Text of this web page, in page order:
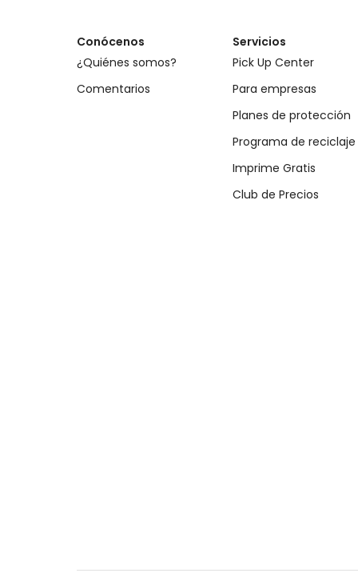
Conócenos
¿Quiénes somos?
Comentarios
Servicios
Pick Up Center
Para empresas
Planes de protección
Programa de reciclaje
Imprime Gratis
Club de Precios